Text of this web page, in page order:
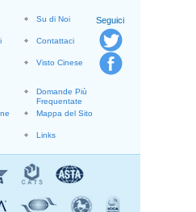
Seguici
Su di Noi
Contattaci
Visto Cinese
Domande Più
Frequentate
Mappa del Sito
Links